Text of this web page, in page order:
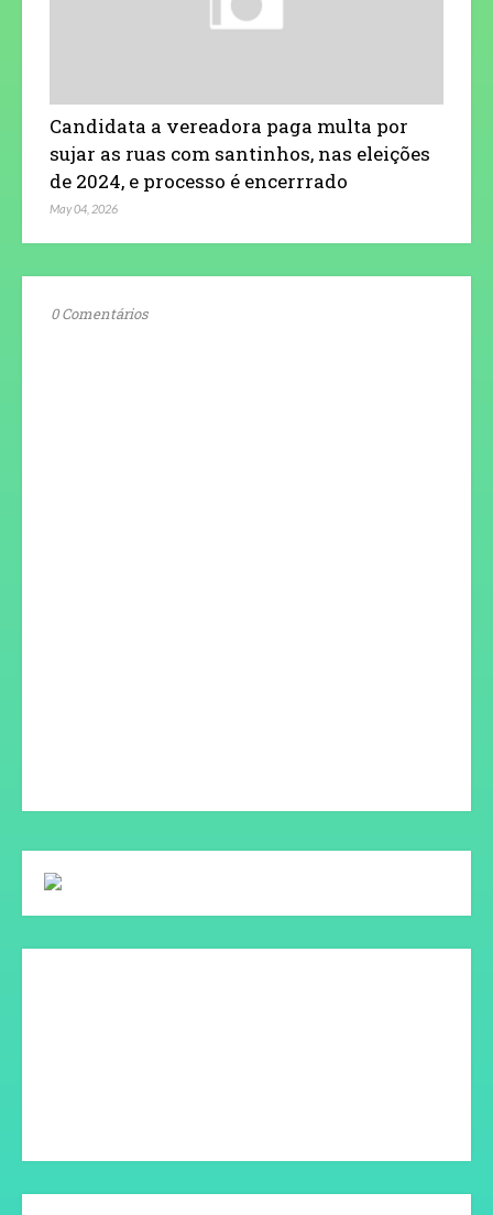
Candidata a vereadora paga multa por
sujar as ruas com santinhos, nas eleições
de 2024, e processo é encerrrado
May 04, 2026
0 Comentários